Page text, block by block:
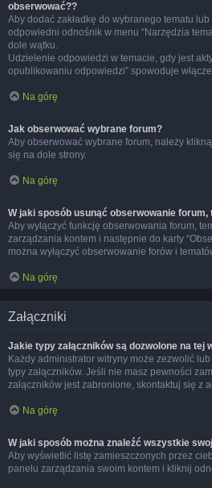
obserwować??
Aby dodać zakładkę do wybranego tematu
odpowiedni odnośnik w menu “Narzędzia
dole wątku.
Udzielenie odpowiedzi w temacie, gdy jest
opublikowaniu odpowiedzi” spowoduje
Na górę
Jak obserwować wybrane forum?
Aby obserwować wybrane forum, należy
się na dole strony.
Na górę
W jaki sposób usunąć obserwowanie forum,
Aby wyłączyć funkcję obserwowania forum,
zarządzania kontem i następnie do karty
można wyłączyć obserwowanie forów i
Na górę
Załączniki
Jakie typy załączników są dozwolone na tej
Każdy administrator witryny może zezwolić
typy załączników. Jeśli nie masz pewności
załączników jest zabronione, skontaktuj się z
Na górę
W jaki sposób można znaleźć wszystkie
Aby wyświetlić listę zamieszczonych przez
panelu zarządzania swoim kontem i kliknij